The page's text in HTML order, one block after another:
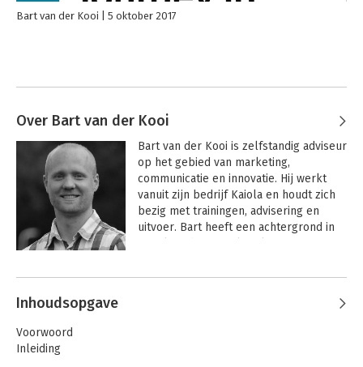
Bart van der Kooi 5 oktober 2017
Over Bart van der Kooi
Bart van der Kooi is zelfstandig adviseur
op het gebied van marketing,
communicatie en innovatie. Hij werkt
vanuit zijn bedrijf Kaiola en houdt zich
bezig met trainingen, advisering en
uitvoer. Bart heeft een achtergrond in
auteur, spreker, blogger en geeft
Inhoudsopgave
Voorwoord
Inleiding